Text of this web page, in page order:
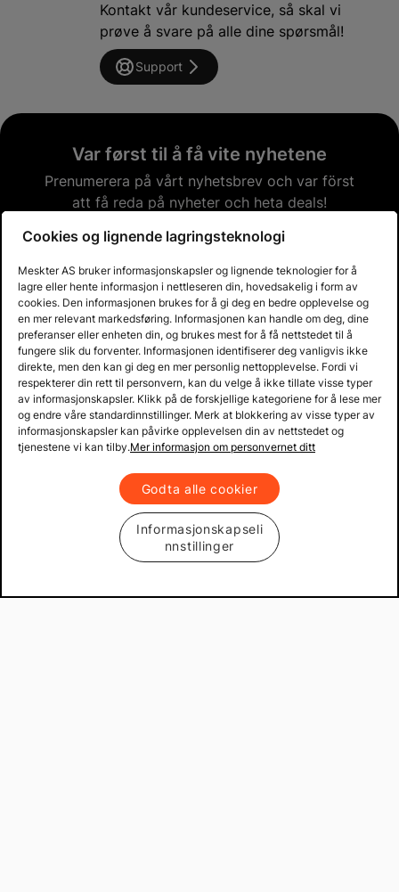
Kontakt vår kundeservice, så skal vi
prøve å svare på alle dine spørsmål!
Support
Var først til å få vite nyhetene
Prenumerera på vårt nyhetsbrev och var först
att få reda på nyheter och heta deals!
Email address
Abonner
Kjøpsbetingelser og informasjon
Kundeservice
Produkter og løsninger
Mekster.se
Cookies og lignende lagringsteknologi
Meskter AS bruker informasjonskapsler og lignende teknologier for å
lagre eller hente informasjon i nettleseren din, hovedsakelig i form av
cookies. Den informasjonen brukes for å gi deg en bedre opplevelse og
en mer relevant markedsføring. Informasjonen kan handle om deg, dine
preferanser eller enheten din, og brukes mest for å få nettstedet til å
fungere slik du forventer. Informasjonen identifiserer deg vanligvis ikke
direkte, men den kan gi deg en mer personlig nettopplevelse. Fordi vi
respekterer din rett til personvern, kan du velge å ikke tillate visse typer
av informasjonskapsler. Klikk på de forskjellige kategoriene for å lese mer
og endre våre standardinnstillinger. Merk at blokkering av visse typer av
informasjonskapsler kan påvirke opplevelsen din av nettstedet og
tjenestene vi kan tilby.Mer informasjon om personvernet ditt
Godta alle cookier
Informasjonskapseli
nnstillinger